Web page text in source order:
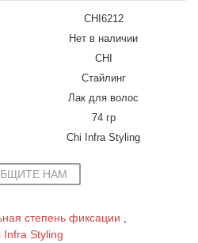
CHI6212
Нет в наличии
CHI
Стайлинг
Лак для волос
74 гр
Chi Infra Styling
НАМ
степень фиксации
Infra Styling